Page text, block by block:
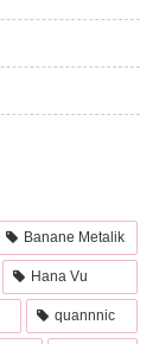
Banane Metalik
Hana Vu
quannnic